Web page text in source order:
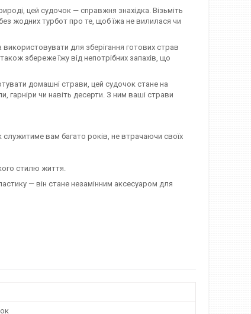
цей судочок — справжня знахідка. Візьміть
жодних турбот про те, щоб їжа не вилилася чи
для зберігання готових страв
збереже їжу від непотрібних запахів, що
домашні страви, цей судочок стане на
гарніри чи навіть десерти. З ним ваші страви
вам багато років, не втрачаючи своїх
стилю життя.
— він стане незамінним аксесуаром для